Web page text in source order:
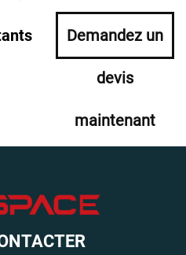
Demandez un
devis
maintenant